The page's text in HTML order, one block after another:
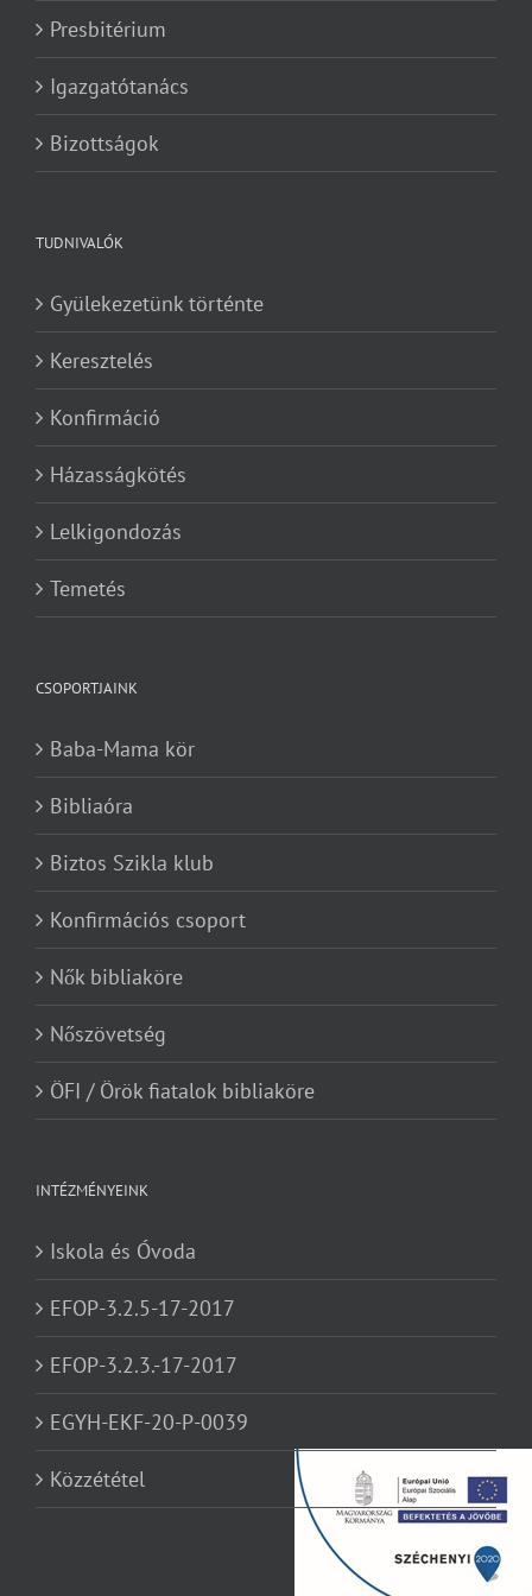
Presbitérium
Igazgatótanács
Bizottságok
TUDNIVALÓK
Gyülekezetünk történte
Keresztelés
Konfirmáció
Házasságkötés
Lelkigondozás
Temetés
CSOPORTJAINK
Baba-Mama kör
Bibliaóra
Biztos Szikla klub
Konfirmációs csoport
Nők bibliaköre
Nőszövetség
ÖFI / Örök fiatalok bibliaköre
INTÉZMÉNYEINK
Iskola és Óvoda
EFOP-3.2.5-17-2017
EFOP-3.2.3.-17-2017
EGYH-EKF-20-P-0039
Közzététel